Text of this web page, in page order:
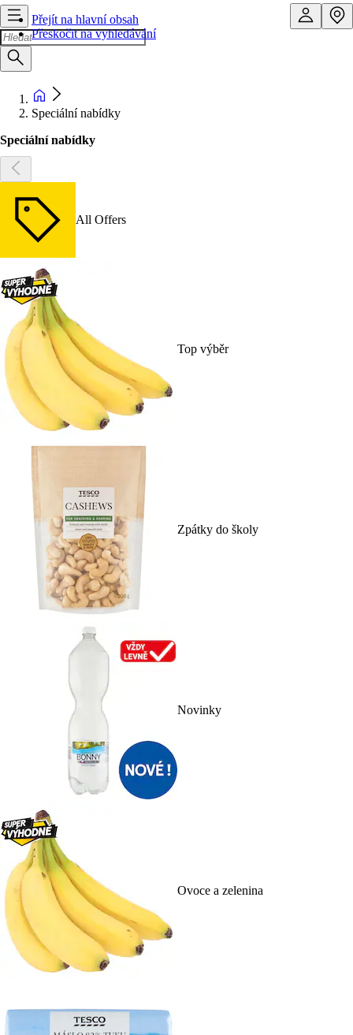
Přejít na hlavní obsah
Přeskočit na vyhledávání
Speciální nabídky
Speciální nabídky
All Offers
Top výběr
Zpátky do školy
Novinky
Ovoce a zelenina